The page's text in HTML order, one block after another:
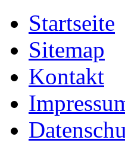
Startseite
Sitemap
Kontakt